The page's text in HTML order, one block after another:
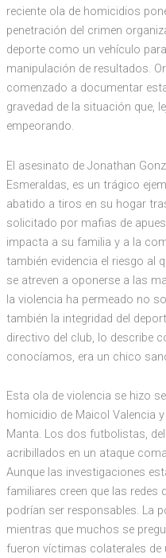
reciente ola de homicidios
penetración del crimen
deporte como un vehículo
manipulación de resultados.
comenzado a documentar
gravedad de la situación que,
empeorando.
El asesinato de Jonathan
Esmeraldas, es un trágico
abatido a tiros en su hogar
solicitado por mafias de
impacta a su familia y a la
también evidencia el riesgo al
se atreven a oponerse a las
la violencia ha permeado no
también la integridad del
directivo del club, lo describe
conocíamos, era un chico
Esta ola de violencia se hizo
homicidio de Maicol Valencia
Manta. Los dos futbolistas,
acribillados en un ataque
Aunque las investigaciones
familiares creen que las redes
podrían ser responsables. La
mientras que muchos se
fueron víctimas colaterales